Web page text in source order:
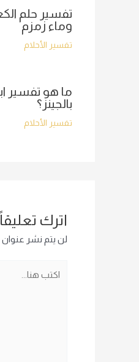
تفسير حلم
وماء زمزم
تفسير الأحلام
ما هو تفسير
بالجينز؟
تفسير الأحلام
اترك تعليقاً
لن يتم نشر عنوان
هنا...